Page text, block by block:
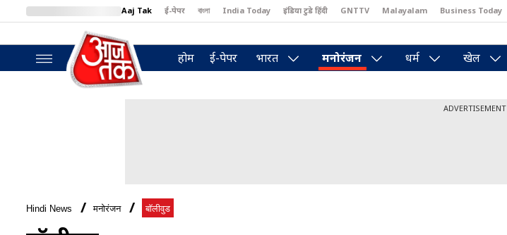
Aaj Tak ई-पेपर বাংলা India Today इंडिया टुडे हिंदी GNTTV Malayalam Business Today
BT Bazaar
होम ई-पेपर भारत मनोरंजन धर्म खेल
ADVERTISEMENT
Hindi News मनोरंजन बॉलीवुड